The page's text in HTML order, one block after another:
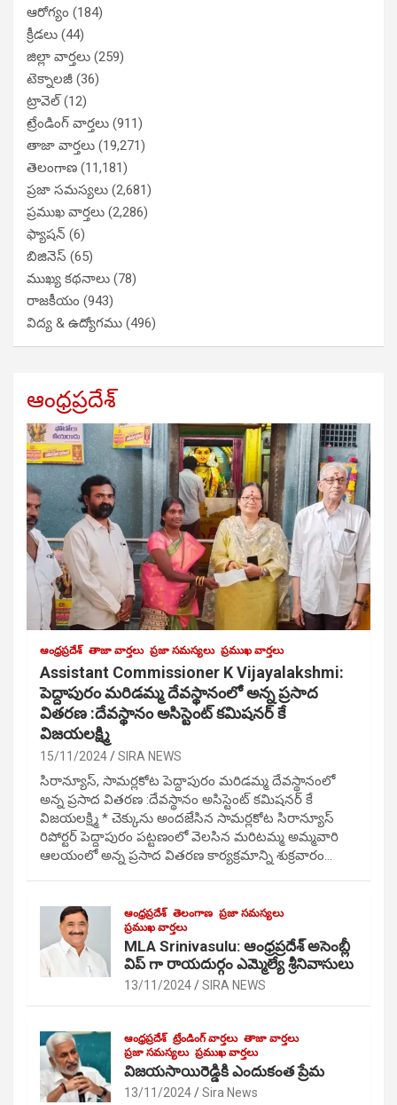
ఆరోగ్యం (184)
క్రీడలు (44)
జిల్లా వార్తలు (259)
టెక్నాలజీ (36)
ట్రావెల్(12)
ట్రేండింగ్ వార్తలు (911)
తాజా వార్తలు (19,271)
తెలంగాణ (11,181)
ప్రజా సమస్యలు (2,681)
ప్రముఖ వార్తలు (2,286)
ఫ్యాషన్ (6)
బిజినెస్ (65)
ముఖ్య కథనాలు (78)
రాజకీయం (943)
విద్య & ఉద్యోగము (496)
ఆంధ్రప్రదేశ్
ఆంధ్రప్రదేశ్ తాజా వార్తలు ప్రజా సమస్యలు ప్రముఖ వార్తలు
Assistant Commissioner K Vijayalakshmi:
పెద్దాపురం మరిడమ్మ దేవస్థానంలో అన్న ప్రసాద
వితరణ :దేవస్థానం అసిస్టెంట్ కమిషనర్ కే
విజయలక్ష్మి
15/11/2024 SIRA NEWS
సిరాన్యూస్, సామర్లకోట పెద్దాపురం మరిడమ్మ దేవస్థానంలో
అన్న ప్రసాద వితరణ :దేవస్థానం అసిస్టెంట్ కమిషనర్ కే
విజయలక్ష్మి * చెక్కును అందజేసిన సామర్లకోట సిరాన్యూస్
రిపోర్టర్ పెద్దాపురం పట్టణంలో వెలసిన మరిటమ్మ అమ్మవారి
ఆలయంలో అన్న ప్రసాద వితరణ కార్యక్రమాన్ని శుక్రవారం…
ఆంధ్రప్రదేశ్ తెలంగాణ ప్రజా సమస్యలు
ప్రముఖ వార్తలు
MLA Srinivasulu: ఆంధ్రప్రదేశ్ అసెంబ్లీ
విప్ గా రాయదుర్గం ఎమ్మెల్యే శ్రీనివాసులు
13/11/2024 SIRA NEWS
ఆంధ్రప్రదేశ్ ట్రేండింగ్ వార్తలు తాజా వార్తలు
ప్రజా సమస్యలు ప్రముఖ వార్తలు
విజయసాయిరెడ్డికి ఎందుకంత ప్రేమ
13/11/2024 Sira News